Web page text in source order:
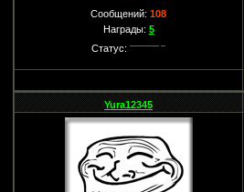
Сообщений:108
Награды: 5
Статус:
Yura12345